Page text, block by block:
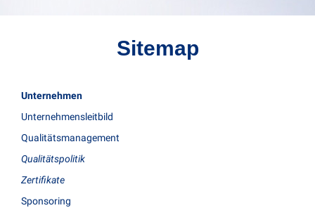
Sitemap
Unternehmen
Unternehmensleitbild
Qualitätsmanagement
Qualitätspolitik
Zertifikate
Sponsoring